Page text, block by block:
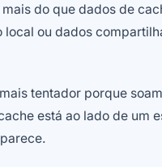
do que dados de
ou dados
tentador porque
está ao lado de um